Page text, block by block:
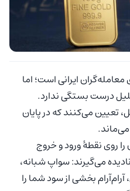
معامله‌گران ایرانی است؛ اما
درست بستگی ندارد.
تعیین می‌کنند که در پایان
را روی نقطهٔ ورود و خروج
می‌گیرند: سواپ شبانه،
بخشی از سود شما را